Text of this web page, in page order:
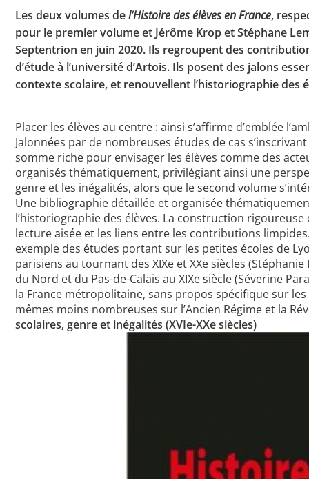
Les deux volumes del’Histoire des élèves en France,
pour le premier volume et Jérôme Krop et Stéphane
Septentrion en juin 2020. Ils regroupent des
d’étude à l’université d’Artois. Ils posent des jalons
contexte scolaire, et renouvellent l’historiographie
Placer les élèves au centre : ainsi s’affirme d’emblée
Jalonnées par de nombreuses études de cas
somme riche pour envisager les élèves comme des
organisés thématiquement, privilégiant ainsi une
genre et les inégalités, alors que le second volume
Une bibliographie détaillée et organisée
l’historiographie des élèves. La construction
lecture aisée et les liens entre les contributions
exemple des études portant sur les petites écoles de
parisiens au tournant des XIXe et XXe siècles
du Nord et du Pas-de-Calais au XIXe siècle (Séverine
la France métropolitaine, sans propos spécifique sur
mêmes moins nombreuses sur l’Ancien Régime et la
scolaires, genre et inégalités (XVIe-XXe siècles)